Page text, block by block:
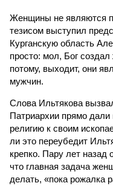
Женщины не являются
тезисом выступил
Курганскую область
просто: мол, Бог
потому, выходит, они
мужчин.
Слова Ильтякова
Патриархии прямо дали
религию к своим
ли это переубедит
крепко. Пару лет назад
что главная задача
делать, «пока рожалка